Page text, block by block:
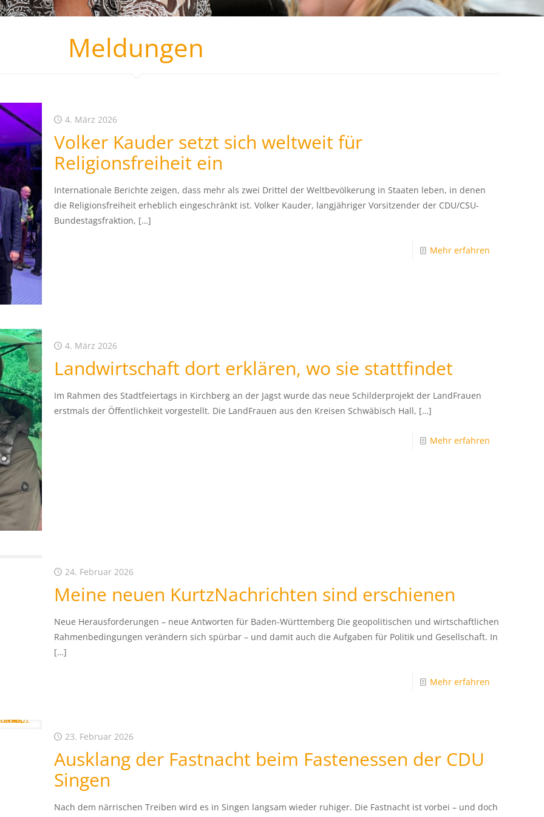
Meldungen
4. März 2026
Volker Kauder setzt sich weltweit für
Religionsfreiheit ein
Internationale Berichte zeigen, dass mehr als zwei Drittel der Weltbevölkerung in Staaten leben, in denen
die Religionsfreiheit erheblich eingeschränkt ist. Volker Kauder, langjähriger Vorsitzender der CDU/CSU-
Bundestagsfraktion, […]
Mehr erfahren
4. März 2026
Landwirtschaft dort erklären, wo sie stattfindet
Im Rahmen des Stadtfeiertags in Kirchberg an der Jagst wurde das neue Schilderprojekt der LandFrauen
erstmals der Öffentlichkeit vorgestellt. Die LandFrauen aus den Kreisen Schwäbisch Hall, […]
Mehr erfahren
24. Februar 2026
Meine neuen KurtzNachrichten sind erschienen
Neue Herausforderungen – neue Antworten für Baden-Württemberg Die geopolitischen und wirtschaftlichen
Rahmenbedingungen verändern sich spürbar – und damit auch die Aufgaben für Politik und Gesellschaft. In
[…]
Mehr erfahren
23. Februar 2026
Ausklang der Fastnacht beim Fastenessen der CDU
Singen
Nach dem närrischen Treiben wird es in Singen langsam wieder ruhiger. Die Fastnacht ist vorbei – und doch